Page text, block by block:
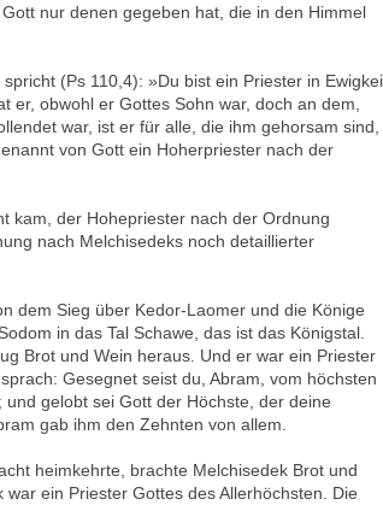
nur denen gegeben hat, die in den Himmel
(Ps 110,4): »Du bist ein Priester in
er, obwohl er Gottes Sohn war, doch an dem,
war, ist er für alle, die ihm gehorsam sind,
von Gott ein Hoherpriester nach der
kam, der Hohepriester nach der Ordnung
nach Melchisedeks noch detaillierter
dem Sieg über Kedor-Laomer und die Könige
in das Tal Schawe, das ist das Königstal.
Brot und Wein heraus. Und er war ein Priester
Gesegnet seist du, Abram, vom höchsten
gelobt sei Gott der Höchste, der deine
gab ihm den Zehnten von allem.
heimkehrte, brachte Melchisedek Brot und
ein Priester Gottes des Allerhöchsten. Die